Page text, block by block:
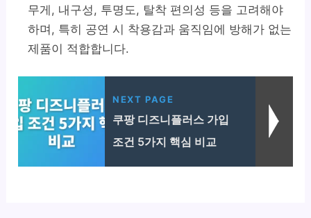
무게, 내구성, 투명도, 탈착 편의성 등을 고려해야
하며, 특히 공연 시 착용감과 움직임에 방해가 없는
제품이 적합합니다.
NEXT PAGE
쿠팡 디즈니플러스 가입
조건 5가지 핵심 비교